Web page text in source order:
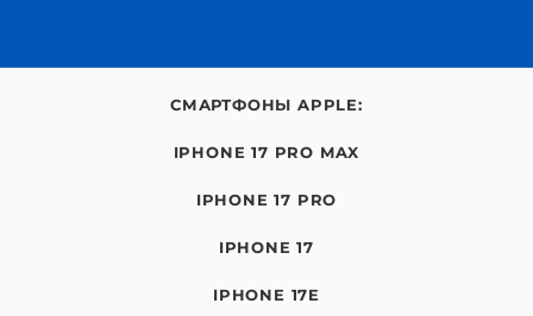
СМАРТФОНЫ APPLE:
IPHONE 17 PRO MAX
IPHONE 17 PRO
IPHONE 17
IPHONE 17E